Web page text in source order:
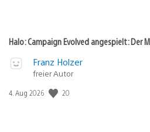
Halo: Campaign Evolved angespielt: Der
Franz Holzer
freier Autor
Veröffentlichungsdatum:
4. Aug 2026 20